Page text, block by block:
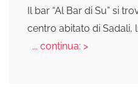
Il bar “Al Bar di Su” si
centro abitato di Sadali,
... continua: >